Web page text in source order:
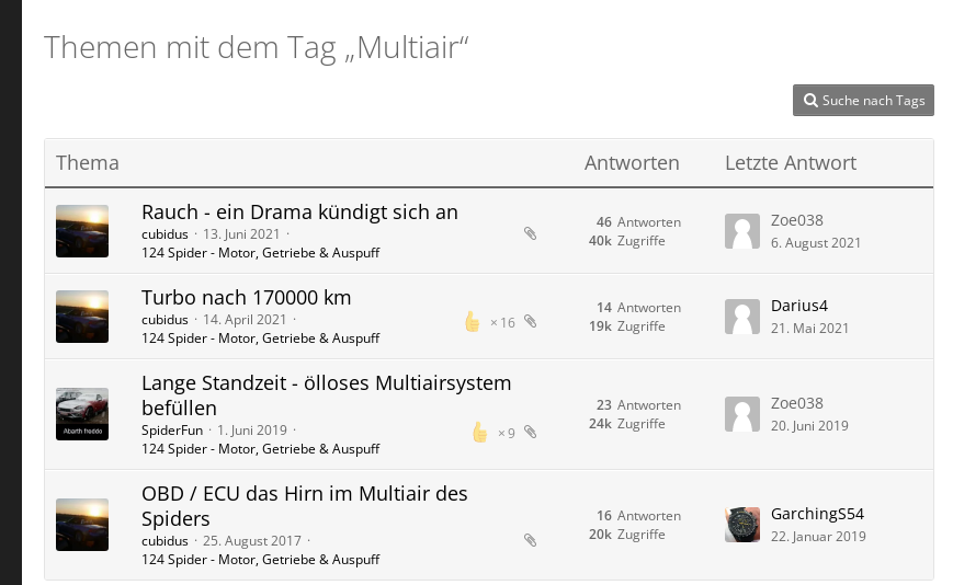
Themen mit dem Tag „Multiair“
Suche nach Tags
Thema Antworten
Letzte Antwort
Rauch - ein Drama kündigt sich an
cubidus
13. Juni 2021
124 Spider - Motor, Getriebe & Auspuff
Antworten
46
Zugriffe
40k
Zoe038
6. August 2021
Turbo nach 170000 km
16
cubidus
14. April 2021
124 Spider - Motor, Getriebe & Auspuff
Antworten
14
Zugriffe
19k
Darius4
21. Mai 2021
Lange Standzeit - ölloses Multiairsystem
befüllen
9
SpiderFun
1. Juni 2019
124 Spider - Motor, Getriebe & Auspuff
Antworten
23
Zugriffe
24k
Zoe038
20. Juni 2019
OBD / ECU das Hirn im Multiair des
Spiders
cubidus
25. August 2017
124 Spider - Motor, Getriebe & Auspuff
Antworten
16
Zugriffe
20k
GarchingS54
22. Januar 2019